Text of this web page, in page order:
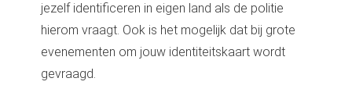
jezelf identificeren in eigen land als de politie
hierom vraagt. Ook is het mogelijk dat bij grote
evenementen om jouw identiteitskaart wordt
gevraagd.